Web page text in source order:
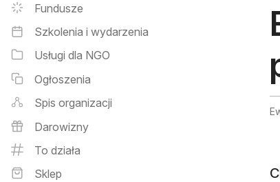
Fundusze
Szkolenia i wydarzenia
Usługi dla NGO
Ogłoszenia
Spis organizacji
Darowizny
To działa
Sklep